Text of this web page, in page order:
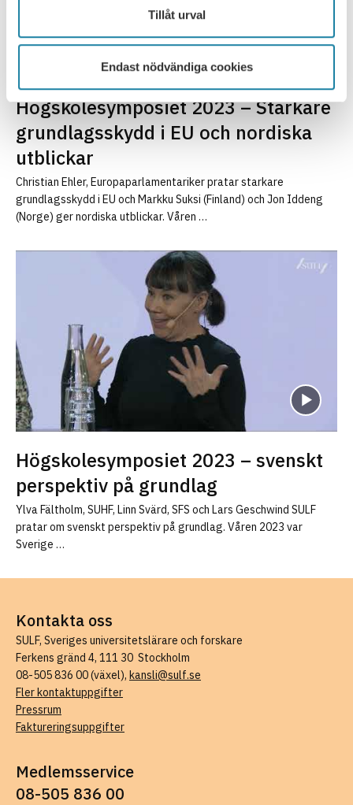
Tillåt urval
Endast nödvändiga cookies
Högskolesymposiet 2023 – Starkare
grundlagsskydd i EU och nordiska
utblickar
Christian Ehler, Europaparlamentariker pratar starkare
grundlagsskydd i EU och Markku Suksi (Finland) och Jon Iddeng
(Norge) ger nordiska utblickar. Våren …
Högskolesymposiet 2023 – svenskt
perspektiv på grundlag
Ylva Fältholm, SUHF, Linn Svärd, SFS och Lars Geschwind SULF
pratar om svenskt perspektiv på grundlag. Våren 2023 var
Sverige …
Kontakta oss
SULF, Sveriges universitetslärare och forskare
Ferkens gränd 4, 111 30 Stockholm
08-505 836 00 (växel), kansli@sulf.se
Fler kontaktuppgifter
Pressrum
Faktureringsuppgifter
Medlemsservice
08-505 836 00